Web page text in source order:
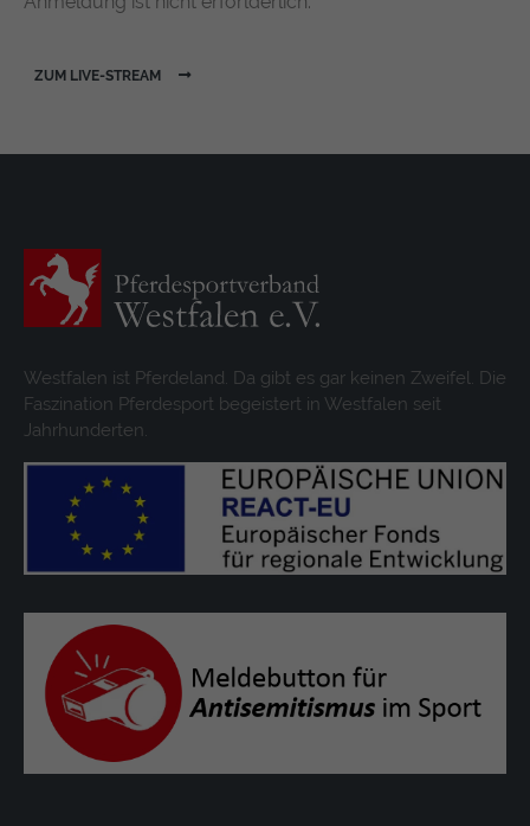
ZUM LIVE-STREAM
Westfalen ist Pferdeland. Da gibt es gar keinen Zweifel. Die
Faszination Pferdesport begeistert in Westfalen seit
Jahrhunderten.